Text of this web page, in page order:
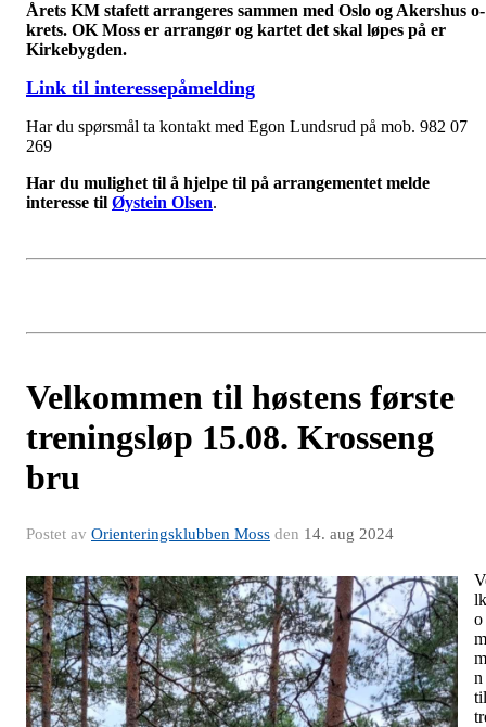
Årets KM stafett arrangeres sammen med Oslo og Akershus o-
krets. OK Moss er arrangør og kartet det skal løpes på er
Kirkebygden.
Link til interessepåmelding
Har du spørsmål ta kontakt med Egon Lundsrud på mob. 982 07
269
Har du mulighet til å hjelpe til på arrangementet melde
interesse til Øystein Olsen.
Velkommen til høstens første
treningsløp 15.08. Krosseng
bru
Postet av Orienteringsklubben Moss den 14. aug 2024
lk
o
m
n
til